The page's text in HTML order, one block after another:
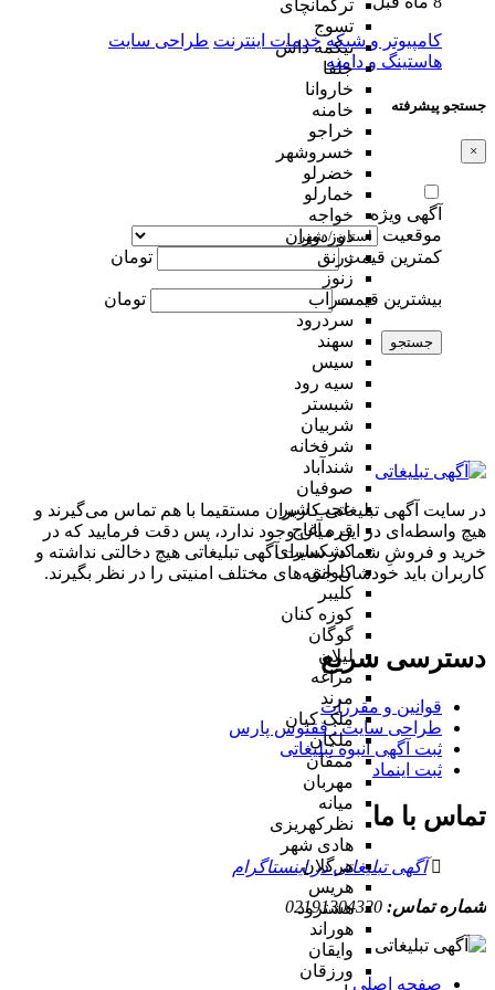
ترکمانچای
تسوج
تیکمه داش
جلفا
خاروانا
خامنه
خراجو
خسروشهر
خضرلو
خمارلو
خواجه
دوزدوزان
زرنق
زنوز
سراب
سردرود
سهند
سیس
سیه رود
شبستر
شربیان
شرفخانه
شندآباد
صوفیان
عجب شیر
قره آغاج
کشکسرای
کلوانق
کلیبر
کوزه کنان
گوگان
لیلان
مراغه
مرند
ملک کیان
ملکان
ممقان
مهربان
میانه
نظرکهریزی
هادی شهر
هرگلان
هریس
هشترود
هوراند
وایقان
ورزقان
کامپیوتر و شبکه خدمات اینترنت طراحی سایت
هاستینگ و دامنه
جستجو پیشرفته
×
آگهی ویژه
موقعیت
کمترین قیمت
تومان
بیشترین قیمت تومان
جستجو
در سایت آگهی تبلیغاتی کاربران مستقیما با هم تماس می‌گیرند و
هیچ واسطه‌ای در این میان وجود ندارد، پس دقت فرمایید که در
خرید و فروشِ شما در سایت آگهی تبلیغاتی هیچ دخالتی نداشته و
کاربران باید خودشان جنبه‌های مختلف امنیتی را در نظر بگیرند.
دسترسی سریع
قوانین و مقررات
طراحی سایت : ققنوس پارس
ثبت آگهی انبوه تبلیغاتی
ثبت اینماد
تماس با ما
آگهی تبلیغاتی در اینستاگرام
شماره تماس: 02191304320
صفحه اصلی